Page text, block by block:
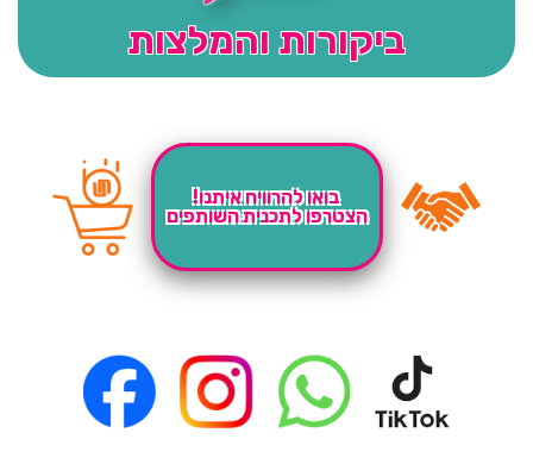
ביקורות והמלצות
בואו להרוויח איתנו!
הצטרפו לתכנית השותפים